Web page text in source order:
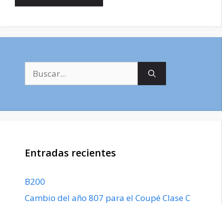
Entradas recientes
B200
Cambio del año 807 para el Coupé Clase C